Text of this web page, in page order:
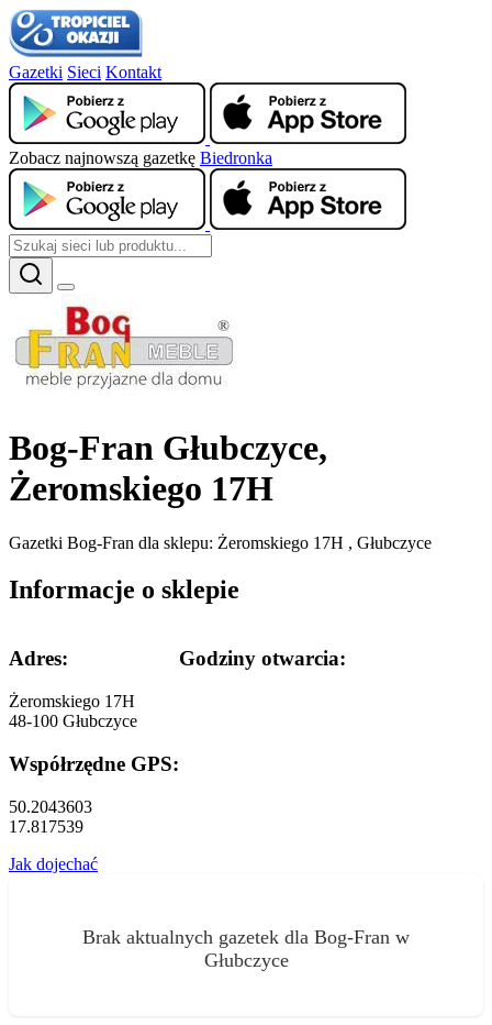
Gazetki Sieci Kontakt
Zobacz najnowszą gazetkę Biedronka
Bog-Fran Głubczyce,
Żeromskiego 17H
Gazetki Bog-Fran dla sklepu: Żeromskiego 17H , Głubczyce
Informacje o sklepie
Adres:
Żeromskiego 17H
48-100 Głubczyce
Współrzędne GPS:
50.2043603
17.817539
Jak dojechać
Godziny otwarcia:
Brak aktualnych gazetek dla Bog-Fran w
Głubczyce